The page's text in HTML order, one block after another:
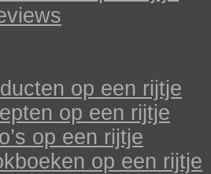
op een rijtje
op een rijtje
op een rijtje
op een rijtje